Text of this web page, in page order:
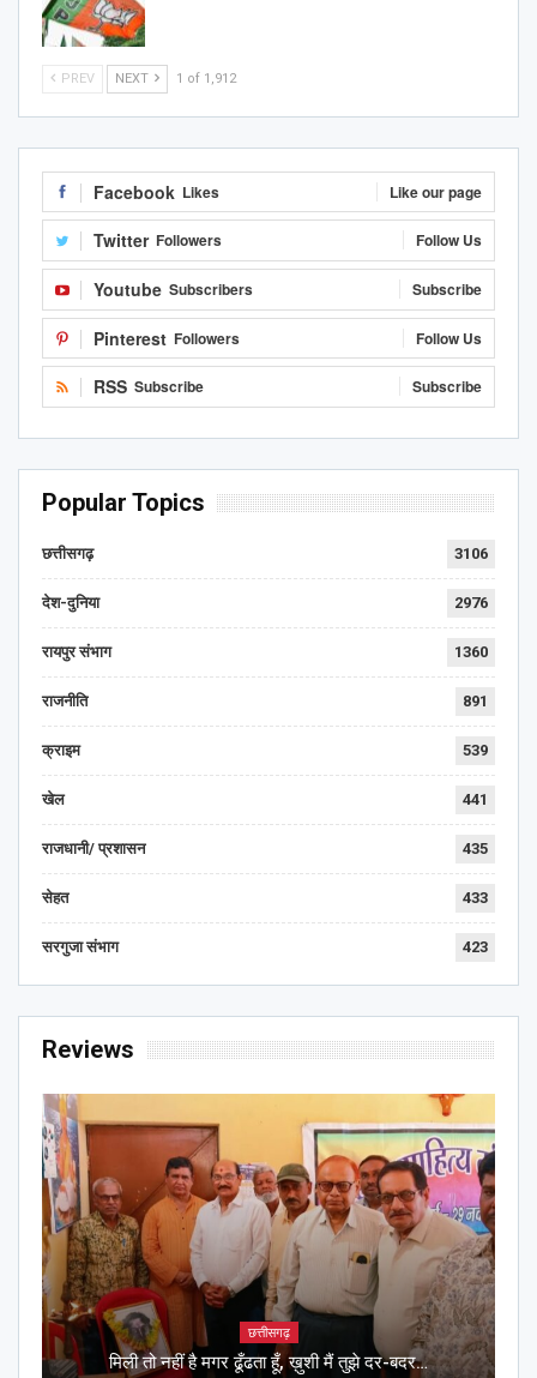
PREV NEXT 1 of 1,912
Facebook Likes Like our page
Twitter Followers Follow Us
Youtube Subscribers Subscribe
Pinterest Followers Follow Us
RSS Subscribe Subscribe
Popular Topics
छत्तीसगढ़ 3106
देश-दुनिया 2976
रायपुर संभाग 1360
राजनीति 891
क्राइम 539
खेल 441
राजधानी/ प्रशासन 435
सेहत 433
सरगुजा संभाग 423
Reviews
छत्तीसगढ़
मिली तो नहीं है मगर ढूँढता हूँ, ख़ुशी मैं तुझे दर-बदर…